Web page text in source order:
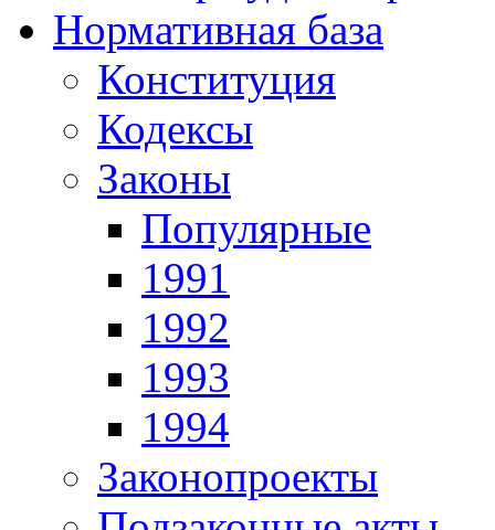
Нормативная база
Конституция
Кодексы
Законы
Популярные
1991
1992
1993
1994
Законопроекты